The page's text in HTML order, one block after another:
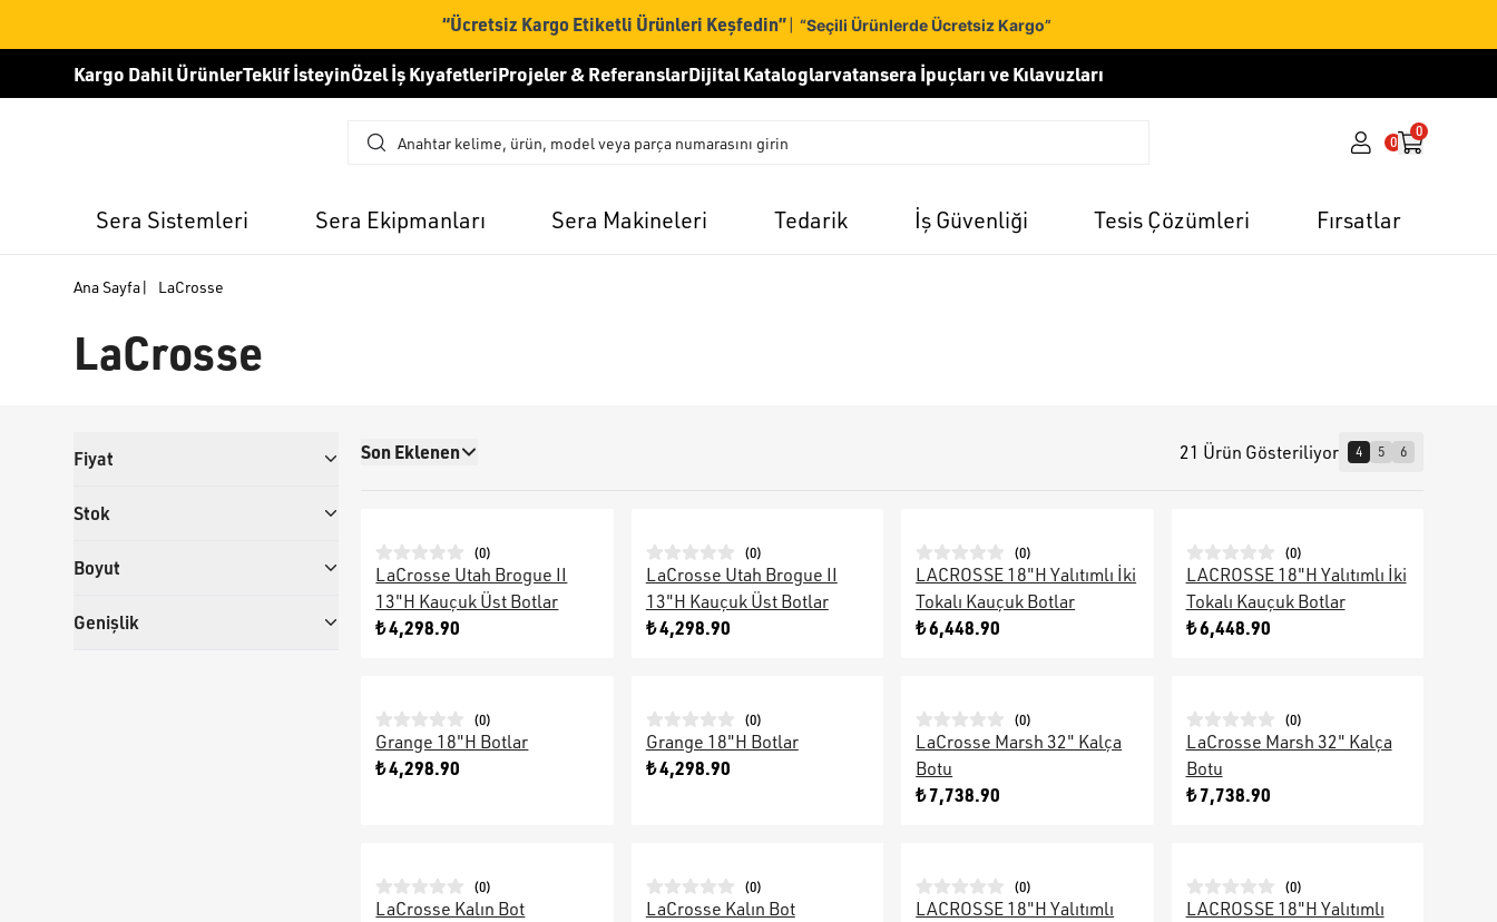
“Ücretsiz Kargo Etiketli Ürünleri Keşfedin”| “Seçili Ürünlerde Ücretsiz Kargo”
Kargo Dahil ÜrünlerTeklif İsteyinÖzel İş KıyafetleriProjeler & ReferanslarDijital Kataloglarvatansera İpuçları ve Kılavuzları
0
0
Sera Sistemleri Sera Ekipmanları Sera Makineleri Tedarik İş Güvenliği Tesis Çözümleri Fırsatlar
Ana Sayfa| LaCrosse
LaCrosse
Fiyat
Stok
Boyut
Genişlik
Son Eklenen 21 Ürün Gösteriliyor 4 5 6
(0)
LaCrosse Utah Brogue II
13"H Kauçuk Üst Botlar
₺ 4,298.90
(0)
LaCrosse Utah Brogue II
13"H Kauçuk Üst Botlar
₺ 4,298.90
(0)
LACROSSE 18"H Yalıtımlı İki
Tokalı Kauçuk Botlar
₺ 6,448.90
(0)
LACROSSE 18"H Yalıtımlı İki
Tokalı Kauçuk Botlar
₺ 6,448.90
(0)
Grange 18"H Botlar
₺ 4,298.90
(0)
Grange 18"H Botlar
₺ 4,298.90
(0)
LaCrosse Marsh 32" Kalça
Botu
₺ 7,738.90
(0)
LaCrosse Marsh 32" Kalça
Botu
₺ 7,738.90
(0)
LaCrosse Kalın Bot
(0)
LaCrosse Kalın Bot
(0)
LACROSSE 18"H Yalıtımlı
(0)
LACROSSE 18"H Yalıtımlı